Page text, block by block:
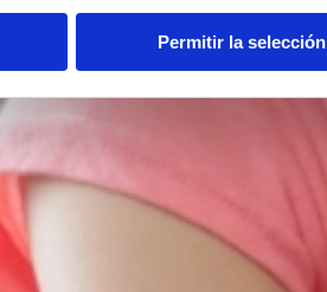
Permitir la selección